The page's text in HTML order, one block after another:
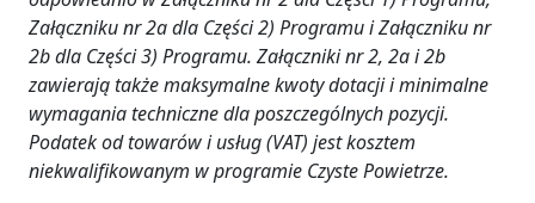
Załączniku nr 2a dla Części 2) Programu i Załączniku nr
2b dla Części 3) Programu. Załączniki nr 2, 2a i 2b
zawierają także maksymalne kwoty dotacji i minimalne
wymagania techniczne dla poszczególnych pozycji.
Podatek od towarów i usług (VAT) jest kosztem
niekwalifikowanym w programie Czyste Powietrze.